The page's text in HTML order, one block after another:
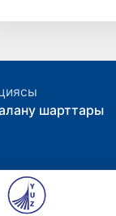
шарттары